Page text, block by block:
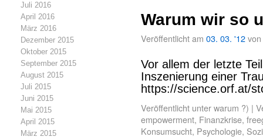
Juli 2016
April 2016
März 2016
Dezember 2015
Oktober 2015
September 2015
August 2015
Juli 2015
Juni 2015
Mai 2015
April 2015
März 2015
Warum wir so
Veröffentlicht am 03. 03. '12von
Vor allem der letzte
Inszenierung einer
https://science.orf.at/
Veröffentlicht unterwarum ?) |
empowerment, Finanzkrise,
Konsumsucht, Psychologie,